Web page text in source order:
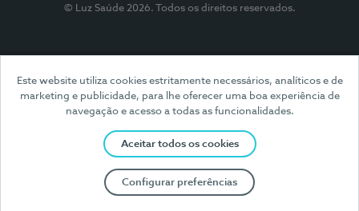
Este website utiliza cookies estritamente necessários, analíticos e de
marketing e publicidade, para lhe oferecer uma boa experiência de
navegação e acesso a todas as funcionalidades.
Aceitar todos os cookies
Configurar preferências
© Luz Saúde 2026. Todos os direitos reservados.